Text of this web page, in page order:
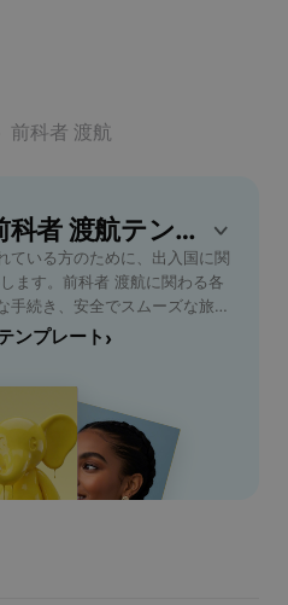
レーター
レーター
ディター
プレート
ト
レート
ト
プログラム
ャンパス
前科者 渡航
CapCutの無料前科者 渡航テンプレート
ている方のために、出入国に関
ます。前科者 渡航に関わる各
手続き、安全でスムーズな旅行
徹底解説。日本から主要国への
方、家族や友人と安心して旅行
情報をまとめています。最新の
など、前科者の海外渡航に必要
。安心して新たな一歩を踏み出
ょう。
ンプレート ›